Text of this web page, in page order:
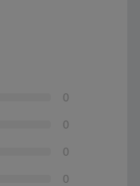
0
0
0
0